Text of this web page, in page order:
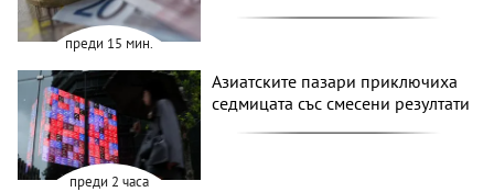
преди 15 мин.
преди 2 часа
Азиатските пазари приключиха
седмицата със смесени резултати